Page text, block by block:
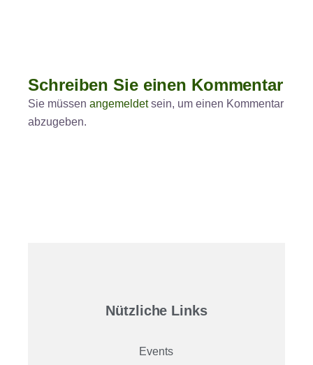
Schreiben Sie einen Kommentar
Sie müssenangemeldetsein, um einen Kommentar
abzugeben.
Nützliche Links
Events